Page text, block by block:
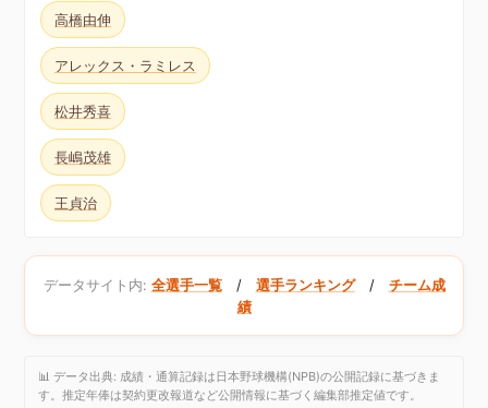
高橋由伸
アレックス・ラミレス
松井秀喜
長嶋茂雄
王貞治
データサイト内: 全選手一覧/ 選手ランキング/ チーム成
績
📊 データ出典: 成績・通算記録は日本野球機構(NPB)の公開記録に基づきま
す。推定年俸は契約更改報道など公開情報に基づく編集部推定値です。